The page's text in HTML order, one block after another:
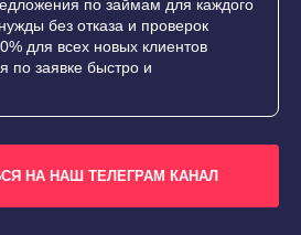
по займам для каждого
без отказа и проверок
для всех новых клиентов
по заявке быстро и
НА НАШ ТЕЛЕГРАМ КАНАЛ